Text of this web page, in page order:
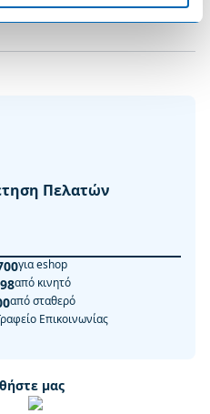
Πελατών
για eshop
από κινητό
από σταθερό
Επικοινωνίας
μας